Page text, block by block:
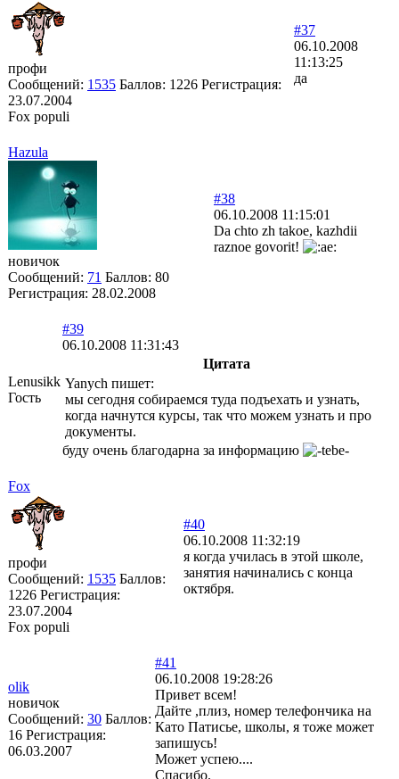
профи
Сообщений: 1535 Баллов: 1226 Регистрация:
23.07.2004
Fox populi
#37
06.10.2008
11:13:25
да
Hazula
новичок
Сообщений: 71 Баллов: 80
Регистрация: 28.02.2008
#38
06.10.2008 11:15:01
Da chto zh takoe, kazhdii
raznoe govorit!
Lenusikk
Гость
#39
06.10.2008 11:31:43
Цитата
Yanych пишет:
мы сегодня собираемся туда подъехать и узнать,
когда начнутся курсы, так что можем узнать и про
документы.
буду очень благодарна за информацию
Fox
профи
Сообщений: 1535 Баллов:
1226 Регистрация:
23.07.2004
Fox populi
#40
06.10.2008 11:32:19
я когда училась в этой школе,
занятия начинались с конца
октября.
olik
новичок
Сообщений: 30 Баллов:
16 Регистрация:
06.03.2007
#41
06.10.2008 19:28:26
Привет всем!
Дайте ,плиз, номер телефончика на
Като Патисье, школы, я тоже может
запишусь!
Может успею....
Спасибо.